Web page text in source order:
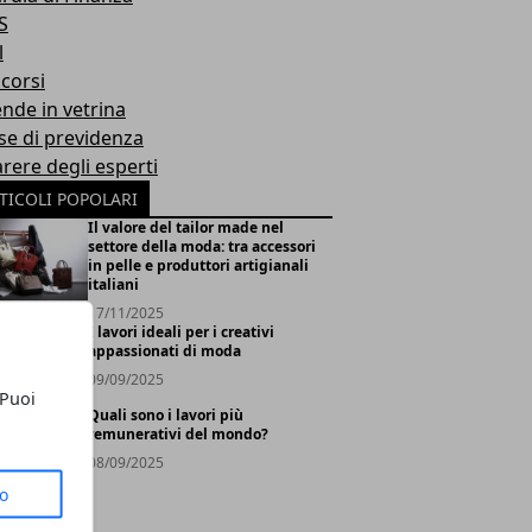
in vetrina
di previdenza
degli esperti
POPOLARI
Il valore del tailor made nel
settore della moda: tra accessori
in pelle e produttori artigianali
italiani
17/11/2025
I lavori ideali per i creativi
appassionati di moda
09/09/2025
Quali sono i lavori più
remunerativi del mondo?
08/09/2025